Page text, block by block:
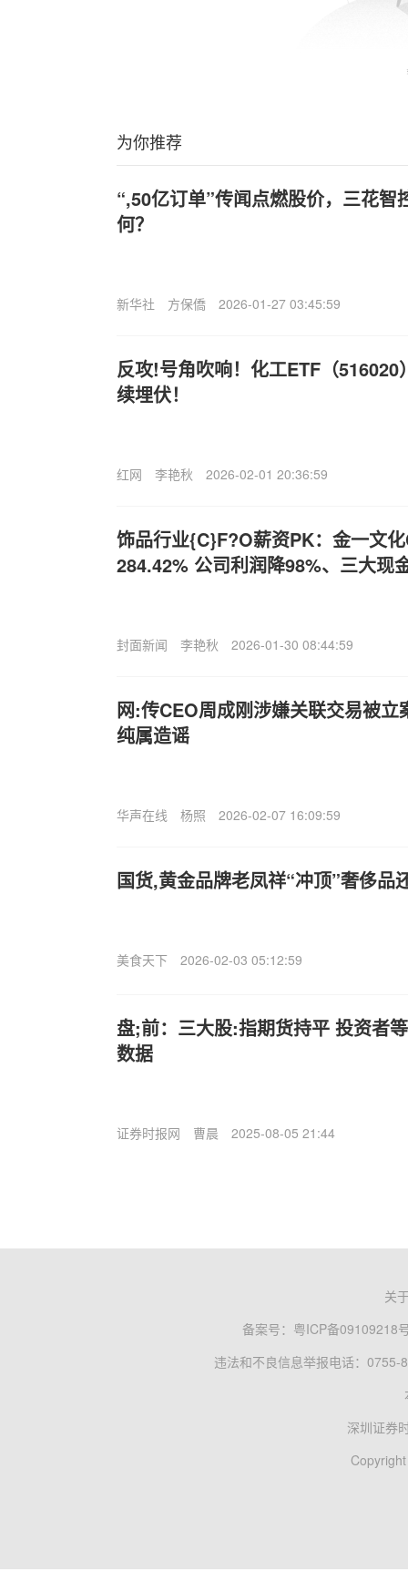
为你推荐
“,50亿订单”传闻点燃股价，三花智
何？
新华社 方保僑 2026-01-27 03:45:59
反攻!号角吹响！化工ETF（
续埋伏！
红网 李艳秋 2026-02-01 20:36:59
饰品行业{C}F?O薪资PK：金一文
284.42% 公司利润降98%、三大现
封面新闻 李艳秋 2026-01-30 08:44:59
网:传CEO周成刚涉嫌关联交易被立
纯属造谣
华声在线 杨照 2026-02-07 16:09:59
国货,黄金品牌老凤祥“冲顶”奢侈品
美食天下 2026-02-03 05:12:59
盘;前：三大股:指期货持平 投资者
数据
证券时报网 曹晨 2025-08-05 21:44
关
备案号： 粤ICP备09109218
违法和不良信息举报电话：0755-
深圳证券